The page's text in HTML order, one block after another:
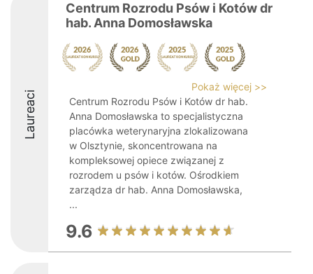
Laureaci
Centrum Rozrodu Psów i Kotów dr
hab. Anna Domosławska
Pokaż więcej >>
Centrum Rozrodu Psów i Kotów dr hab.
Anna Domosławska to specjalistyczna
placówka weterynaryjna zlokalizowana
w Olsztynie, skoncentrowana na
kompleksowej opiece związanej z
rozrodem u psów i kotów. Ośrodkiem
zarządza dr hab. Anna Domosławska,
...
9.6